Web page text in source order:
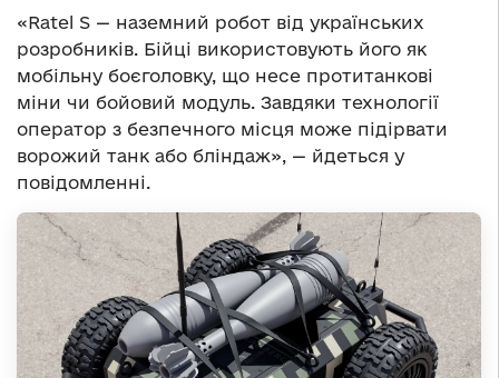
«Ratel S — наземний робот від українських
розробників. Бійці використовують його як
мобільну боєголовку, що несе протитанкові
міни чи бойовий модуль. Завдяки технології
оператор з безпечного місця може підірвати
ворожий танк або бліндаж», — йдеться у
повідомленні.